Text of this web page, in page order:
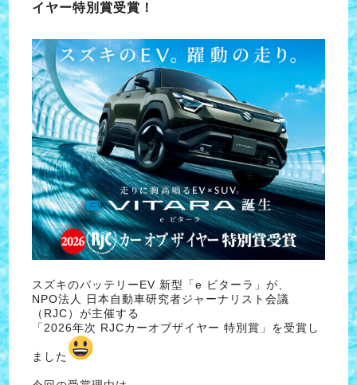
イヤー特別賞受賞！
スズキのバッテリーEV 新型「e ビターラ」が、
NPO法人 日本自動車研究者ジャーナリスト会議
（RJC）が主催する
「2026年次 RJCカーオブザイヤー 特別賞」を受賞し
ました